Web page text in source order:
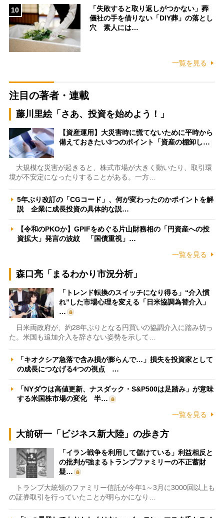
10
「失敗すると取り返しがつかない」葬
儀社の手を借りない「DIY葬」の落とし
穴 素人には…
一覧を見る
注目の著者・連載
藤川里絵「さあ、投資を始めよう！」
【資産運用】大災害時に慌てないために平時から
備えておきたい3つのポイント「資産の棚卸し…
大規模な災害が起きると、株式市場が大きく動いたり、取引環
境が不安定になったりすることがある。一方…
5年ぶり改訂の「CGコード」、何が変わったのかポイントを解
説 企業に成長投資の具体的な説…
【令和のPKOか】GPIFをめぐる片山財務相の「円資産への投
資拡大」発言の波紋 「国債重視」…
一覧を見る
森口亮「まるわかり市況分析」
「トレンド転換のスイッチになり得る」“介入慣
れ”した市場心理を変える「日米協調為替介入」
…
日米両政府が、約28年ぶりとなる円買いの協調介入に踏み切っ
た。米国も追加介入を辞さない姿勢を示して…
「キオクシア急落で含み損が膨らんで…」損失を投資家として
の成長につなげる4つの視点 …
「NYダウは高値更新、ナスダック・S&P500は足踏み」が意味
する米国株市場の変化 半…
一覧を見る
大前研一「ビジネス新大陸」の歩き方
「イラン戦争を利用して儲けている」利益相反と
の批判が強まるトランプファミリーの不正蓄財
疑…
トランプ大統領のファミリー信託が今年1～3月に3000回以上も
の証券取引を行っていたことが明らかになり…